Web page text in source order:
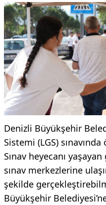
Denizli Büyükşehir
Sistemi (LGS)
Sınav heyecanı
sınav merkezlerine
şekilde
Büyükşehir